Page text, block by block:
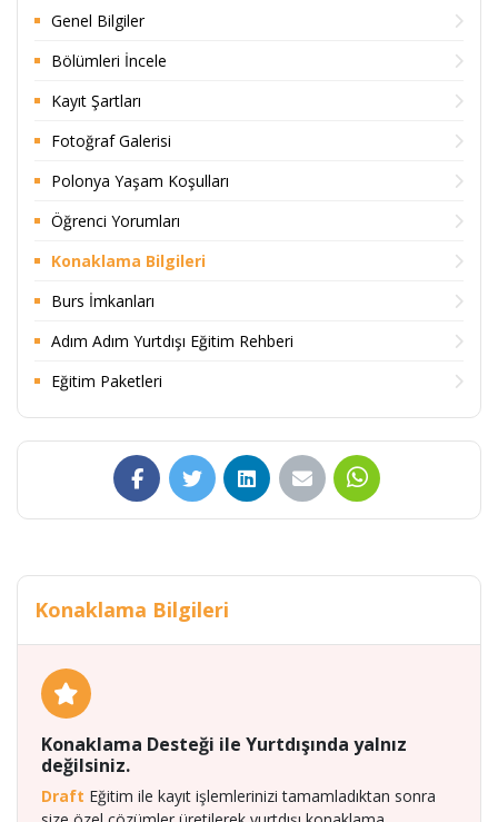
Genel Bilgiler
Bölümleri İncele
Kayıt Şartları
Fotoğraf Galerisi
Polonya Yaşam Koşulları
Öğrenci Yorumları
Konaklama Bilgileri
Burs İmkanları
Adım Adım Yurtdışı Eğitim Rehberi
Eğitim Paketleri
Konaklama Bilgileri
Konaklama Desteği ile Yurtdışında yalnız
değilsiniz.
Draft Eğitim ile kayıt işlemlerinizi tamamladıktan sonra